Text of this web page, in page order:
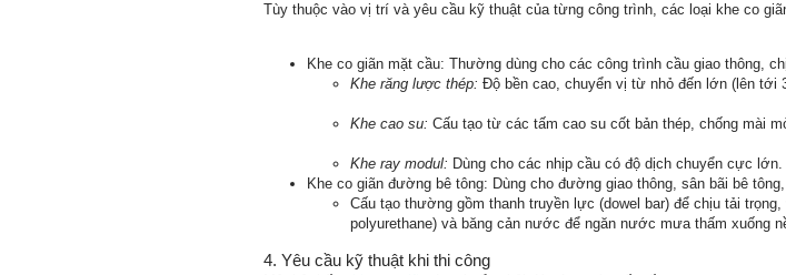
Tùy thuộc vào vị trí và yêu cầu kỹ thuật của từng công trình, các loại khe co
Khe co giãn mặt cầu: Thường dùng cho các công trình cầu giao thông,
Khe răng lược thép: Độ bền cao, chuyển vị từ nhỏ đến lớn (lên tới
Khe cao su: Cấu tạo từ các tấm cao su cốt bản thép, chống mài
Khe ray modul: Dùng cho các nhịp cầu có độ dịch chuyển cực lớn.
Khe co giãn đường bê tông: Dùng cho đường giao thông, sân bãi bê
Cấu tạo thường gồm thanh truyền lực (dowel bar) để chịu tải
polyurethane) và băng cản nước để ngăn nước mưa thấm xuống
4. Yêu cầu kỹ thuật khi thi công